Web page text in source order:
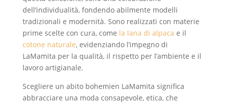
dell’individualità, fondendo abilmente modelli
tradizionali e modernità. Sono realizzati con materie
prime scelte con cura, come la lana di alpaca e il
cotone naturale, evidenziando l’impegno di
LaMamita per la qualità, il rispetto per l’ambiente e il
lavoro artigianale.
Scegliere un abito bohemien LaMamita significa
abbracciare una moda consapevole, etica, che